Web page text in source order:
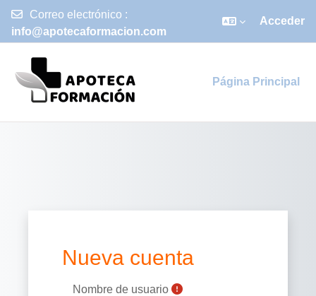
Correo electrónico :
info@apotecaformacion.com
Acceder
Página Principal
Nueva cuenta
Nombre de usuario